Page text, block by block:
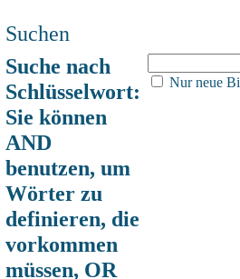
Suchen
Suche nach
Schlüsselwort:
Sie können
AND
benutzen, um
Wörter zu
definieren, die
vorkommen
müssen, OR
Nur neue